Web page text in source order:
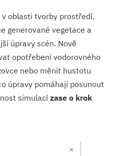
oblasti tvorby prostředí.
generované vegetace a
úpravy scén. Nově
opotřebení vodorovného
nebo měnit hustotu
úpravy pomáhají posunout
simulacízase o krok